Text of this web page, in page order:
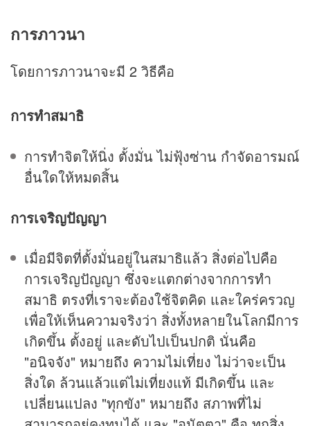
การภาวนา
โดยการภาวนาจะมี 2 วิธีคือ
การทำสมาธิ
การทำจิตให้นิ่ง ตั้งมั่น ไม่ฟุ้งซ่าน กำจัดอารมณ์
อื่นใดให้หมดสิ้น
การเจริญปัญญา
เมื่อมีจิตที่ตั้งมั่นอยู่ในสมาธิแล้ว สิ่งต่อไปคือ
การเจริญปัญญา ซึ่งจะแตกต่างจากการทำ
สมาธิ ตรงที่เราจะต้องใช้จิตคิด และใคร่ครวญ
เพื่อให้เห็นความจริงว่า สิ่งทั้งหลายในโลกมีการ
เกิดขึ้น ตั้งอยู่ และดับไปเป็นปกติ นั่นคือ
"อนิจจัง" หมายถึง ความไม่เที่ยง ไม่ว่าจะเป็น
สิ่งใด ล้วนแล้วแต่ไม่เที่ยงแท้ มีเกิดขึ้น และ
เปลี่ยนแปลง "ทุกขัง" หมายถึง สภาพที่ไม่